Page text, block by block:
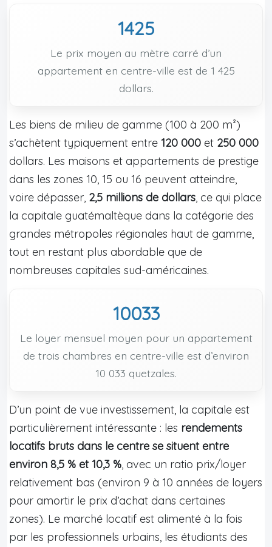
1425
Le prix moyen au mètre carré d’un
appartement en centre-ville est de 1 425
dollars.
Les biens de milieu de gamme (100 à 200 m²)
s’achètent typiquement entre 120 000 et 250 000
dollars. Les maisons et appartements de prestige
dans les zones 10, 15 ou 16 peuvent atteindre,
voire dépasser, 2,5 millions de dollars, ce qui place
la capitale guatémaltèque dans la catégorie des
grandes métropoles régionales haut de gamme,
tout en restant plus abordable que de
nombreuses capitales sud-américaines.
10033
Le loyer mensuel moyen pour un appartement
de trois chambres en centre-ville est d’environ
10 033 quetzales.
D’un point de vue investissement, la capitale est
particulièrement intéressante : les rendements
locatifs bruts dans le centre se situent entre
environ 8,5 % et 10,3 %, avec un ratio prix/loyer
relativement bas (environ 9 à 10 années de loyers
pour amortir le prix d’achat dans certaines
zones). Le marché locatif est alimenté à la fois
par les professionnels urbains, les étudiants des